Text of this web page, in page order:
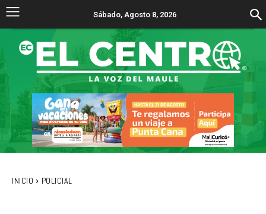
Sábado, Agosto 8, 2026
INICIO POLICIAL